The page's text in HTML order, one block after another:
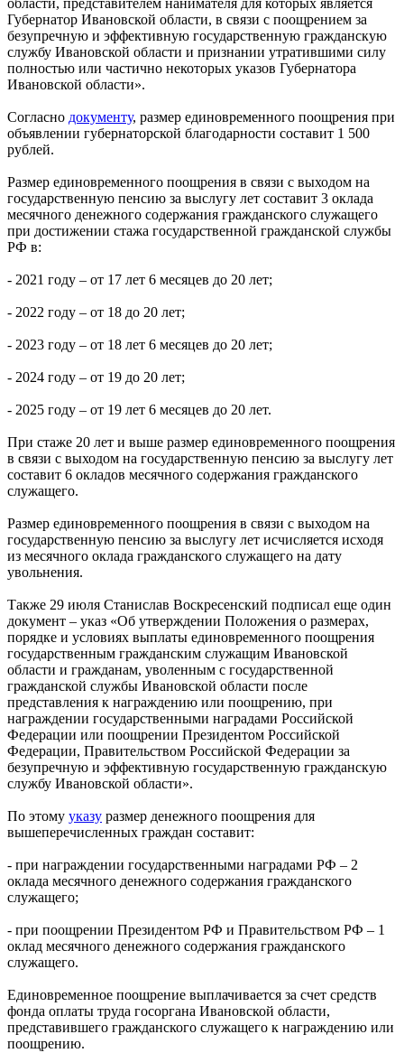
области, представителем нанимателя для которых является
Губернатор Ивановской области, в связи с поощрением за
безупречную и эффективную государственную гражданскую
службу Ивановской области и признании утратившими силу
полностью или частично некоторых указов Губернатора
Ивановской области».
Согласно документу, размер единовременного поощрения при
объявлении губернаторской благодарности составит 1 500
рублей.
Размер единовременного поощрения в связи с выходом на
государственную пенсию за выслугу лет составит 3 оклада
месячного денежного содержания гражданского служащего
при достижении стажа государственной гражданской службы
РФ в:
- 2021 году – от 17 лет 6 месяцев до 20 лет;
- 2022 году – от 18 до 20 лет;
- 2023 году – от 18 лет 6 месяцев до 20 лет;
- 2024 году – от 19 до 20 лет;
- 2025 году – от 19 лет 6 месяцев до 20 лет.
При стаже 20 лет и выше размер единовременного поощрения
в связи с выходом на государственную пенсию за выслугу лет
составит 6 окладов месячного содержания гражданского
служащего.
Размер единовременного поощрения в связи с выходом на
государственную пенсию за выслугу лет исчисляется исходя
из месячного оклада гражданского служащего на дату
увольнения.
Также 29 июля Станислав Воскресенский подписал еще один
документ – указ «Об утверждении Положения о размерах,
порядке и условиях выплаты единовременного поощрения
государственным гражданским служащим Ивановской
области и гражданам, уволенным с государственной
гражданской службы Ивановской области после
представления к награждению или поощрению, при
награждении государственными наградами Российской
Федерации или поощрении Президентом Российской
Федерации, Правительством Российской Федерации за
безупречную и эффективную государственную гражданскую
службу Ивановской области».
По этому указу размер денежного поощрения для
вышеперечисленных граждан составит:
- при награждении государственными наградами РФ – 2
оклада месячного денежного содержания гражданского
служащего;
- при поощрении Президентом РФ и Правительством РФ – 1
оклад месячного денежного содержания гражданского
служащего.
Единовременное поощрение выплачивается за счет средств
фонда оплаты труда госоргана Ивановской области,
представившего гражданского служащего к награждению или
поощрению.